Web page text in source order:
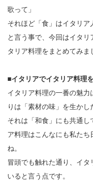
歌って」
それほど「食」はイタリア
と言う事で、今回はイタ
タリア料理をまとめてみま
■イタリアでイタリア料理
イタリア料理の一番の魅力
りは「素材の味」を生かし
それは「和食」にも共通し
ア料理はこんなにも私た
ね。
冒頭でも触れた通り、イ
いると言う点です。